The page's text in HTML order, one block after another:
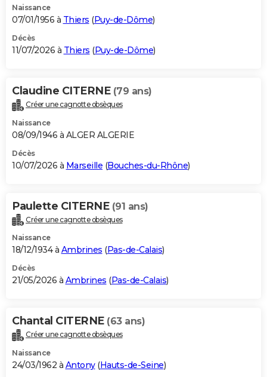
Naissance
07/01/1956 à Thiers (Puy-de-Dôme)
Décès
11/07/2026 à Thiers (Puy-de-Dôme)
Claudine CITERNE (79 ans)
Créer une cagnotte obsèques
Naissance
08/09/1946 à ALGER ALGERIE
Décès
10/07/2026 à Marseille (Bouches-du-Rhône)
Paulette CITERNE (91 ans)
Créer une cagnotte obsèques
Naissance
18/12/1934 à Ambrines (Pas-de-Calais)
Décès
21/05/2026 à Ambrines (Pas-de-Calais)
Chantal CITERNE (63 ans)
Créer une cagnotte obsèques
Naissance
24/03/1962 à Antony(Hauts-de-Seine)